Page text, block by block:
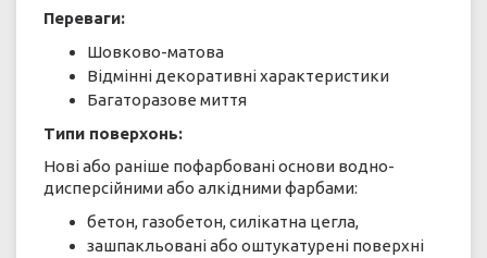
Переваги:
Шовково-матова
Відмінні декоративні характеристики
Багаторазове миття
Типи поверхонь:
Нові або раніше пофарбовані основи водно-
дисперсійними або алкідними фарбами:
бетон, газобетон, силікатна цегла,
зашпакльовані або оштукатурені поверхні